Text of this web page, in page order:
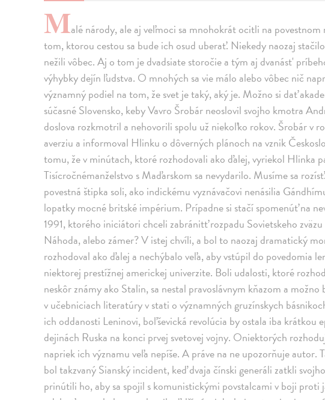
Malé národy, ale aj veľmoci sa mnohokrát ocitli na povestnom
tom, ktorou cestou sa bude ich osud uberať. Niekedy naozaj
nežili vôbec. Aj o tom je dvadsiate storočie a tým aj dvanást'
výhybky dejín ľudstva. O mnohých sa vie málo alebo vôbec nič
významný podiel na tom, že svet je taký, aký je. Možno si dať
súčasné Slovensko, keby Vavro Šrobár neoslovil svojho kmotra
doslova rozkmotril a nehovorili spolu už niekoľko rokov. Šrobár v
averziu a informoval Hlinku o dôverných plánoch na vznik
tomu, že v minútach, ktoré rozhodovali ako ďalej, vyriekol Hlinka
Tisícročnémanželstvo s Maďarskom sa nevydarilo. Musíme sa
povestná štipka soli, ako indickému vyznávačovi nenásilia
lopatky mocné britské impérium. Prípadne si stačí spomenúť na
1991, ktorého iniciátori chceli zabránitť rozpadu Sovietskeho
Náhoda, alebo zámer? V istej chvíli, a bol to naozaj dramatický
rozhodoval ako ďalej a nechýbalo veľa, aby vstúpil do povedomia
niektorej prestížnej americkej univerzite. Boli udalosti, ktoré
neskôr známy ako Stalin, sa nestal pravoslávnym kňazom a
v učebniciach literatúry v stati o významných gruzínskych
ich oddanosti Leninovi, boľševická revolúcia by ostala iba krátkou
dejinách Ruska na konci prvej svetovej vojny. Oniektorých
napriek ich významu veľa nepíše. A práve na ne upozorňuje autor.
bol takzvaný Sianský incident, keď dvaja čínski generáli zatkli
prinútili ho, aby sa spojil s komunistickými povstalcami v boji proti